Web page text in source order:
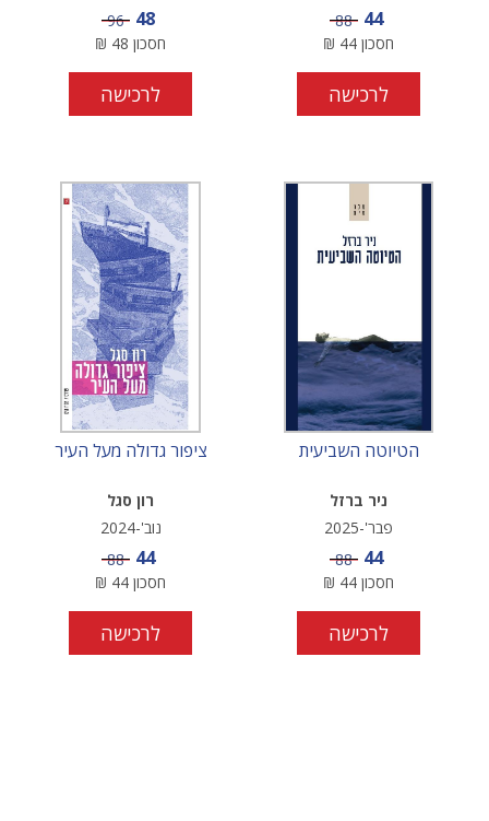
מחיר מבצע
44 מחיר
88
חסכון 44
₪
לרכישה
מחיר מבצע
48 מחיר
96
חסכון 48
₪
לרכישה
הטיוטה השביעית
ניר ברזל
פבר'-2025
מחיר מבצע
44 מחיר
88
חסכון 44
₪
לרכישה
ציפור גדולה מעל העיר
רון סגל
נוב'-2024
מחיר מבצע
44 מחיר
88
חסכון 44
₪
לרכישה